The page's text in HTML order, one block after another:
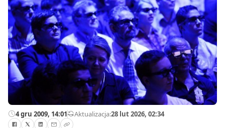
4 gru 2009, 14:01—Aktualizacja:28 lut 2026, 02:34